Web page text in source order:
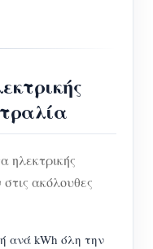
ακόλουθες
ανά kWh όλη την